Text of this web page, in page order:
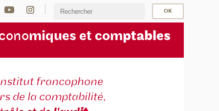
miques et comptables
francophone
de la comptabilité,